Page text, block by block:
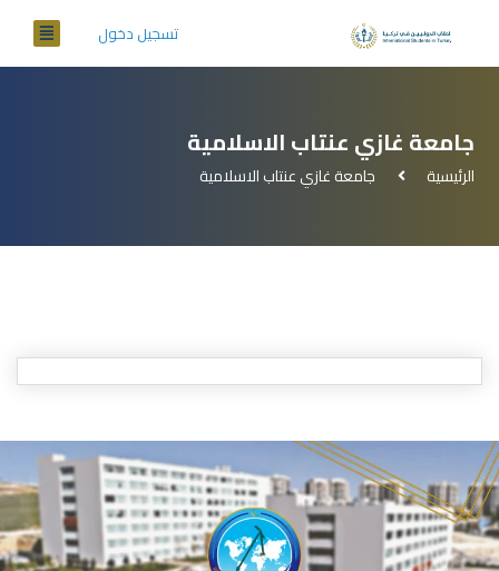
تسجيل دخول
جامعة غازي عنتاب الاسلامية
الرئيسية جامعة غازي عنتاب الاسلامية